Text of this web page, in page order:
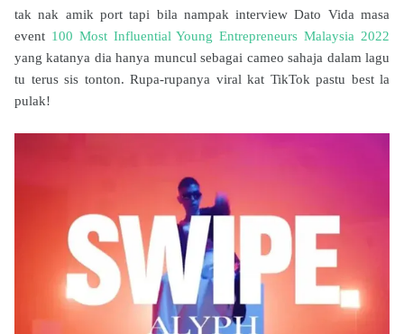
tak nak amik port tapi bila nampak interview Dato Vida masa
event 100 Most Influential Young Entrepreneurs Malaysia 2022
yang katanya dia hanya muncul sebagai cameo sahaja dalam lagu
tu terus sis tonton. Rupa-rupanya viral kat TikTok pastu best la
pulak!